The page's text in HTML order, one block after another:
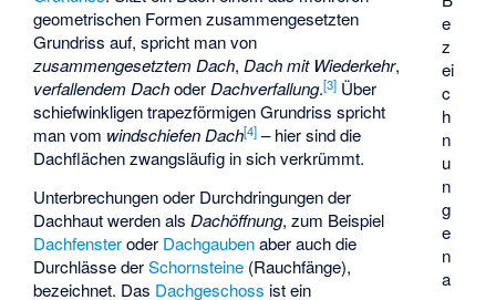
e
z
ei
c
h
n
u
n
g
e
n
a
geometrischen Formen zusammengesetzten
Grundriss auf, spricht man von
zusammengesetztem Dach,Dach mit Wiederkehr,
verfallendem DachoderDachverfallung.[3] Über
schiefwinkligen trapezförmigen Grundriss spricht
man vom windschiefen Dach[4] – hier sind die
Dachflächen zwangsläufig in sich verkrümmt.
Unterbrechungen oder Durchdringungen der
Dachhaut werden alsDachöffnung, zum Beispiel
Dachfensteroder Dachgaubenaber auch die
Durchlässe derSchornsteine (Rauchfänge),
bezeichnet. Das Dachgeschoss ist ein